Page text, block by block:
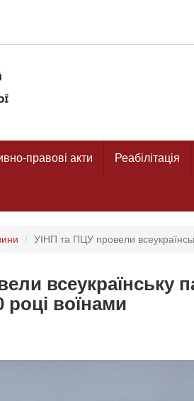
правові акти Реабілітація
УІНП та ПЦУ провели
всеукраїнську
році воїнами